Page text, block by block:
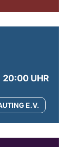
20:00 UHR
E.V.